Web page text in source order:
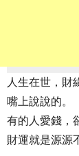
人生在世，財
嘴上說說的。
有的人愛錢，
財運就是源源